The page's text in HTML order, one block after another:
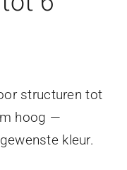
structuren tot
hoog —
kleur.